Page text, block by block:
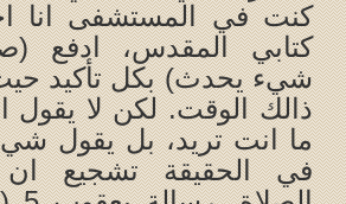
كنت في المستشفى انا
كتابي المقدس، ادفع
شيء يحدث) بكل تأكيد
ذالك الوقت. لكن لا
ما انت تريد، بل يقول
في الحقيقة تشجيع